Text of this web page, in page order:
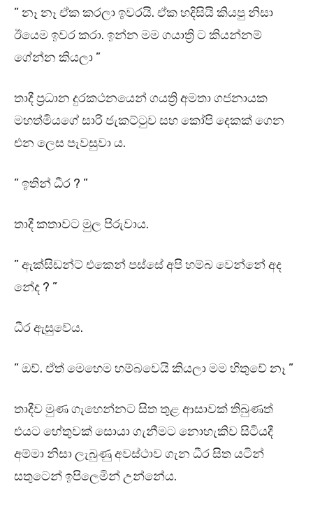
” නෑ නෑ ඒක කරලා ඉවරයි. ඒක හදිසියි කියපු නිසා
ඊයෙම ඉවර කරා. ඉන්න මම ගයාත්‍රි ට කියන්නම්
ගේන්න කියලා ”
තාදී ප්‍රධාන දුරකථනයෙන් ගයත්‍රි අමතා ගජනායක
මහත්මියගේ සාරි ජැකට්ටුව සහ කෝපි දෙකක් ගෙන
එන ලෙස පැවසුවා ය.
” ඉතින් ධීර ? ”
තාදී කතාවට මුල පිරුවාය.
” ඇක්සිඩන්ට් එකෙන් පස්සේ අපි හම්බ වෙන්නේ අද
නේද ? ”
ධීර ඇසුවේය.
” ඔව්. ඒත් මෙහෙම හම්බවෙයි කියලා මම හිතුවේ නෑ ”
තාදීව මුණ ගැහෙන්නට සිත තුළ ආසාවක් තිබුණත්
එයට හේතුවක් සොයා ගැනීමට නොහැකිව සිටියදී
අම්මා නිසා ලැබුණු අවස්ථාව ගැන ධීර සිත යටින්
සතුටෙන් ඉපිලෙමින් උන්නේය.